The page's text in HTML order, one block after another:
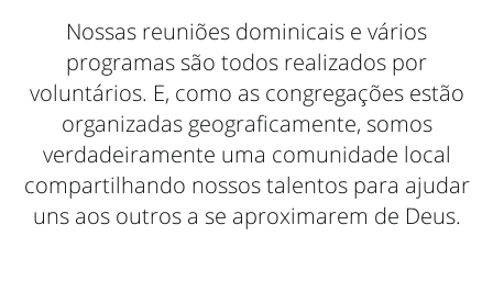
Nossas reuniões dominicais e vários
programas são todos realizados por
voluntários. E, como as congregações estão
organizadas geograficamente, somos
verdadeiramente uma comunidade local
compartilhando nossos talentos para ajudar
uns aos outros a se aproximarem de Deus.